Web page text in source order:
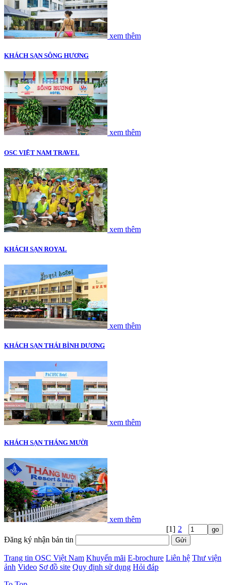
xem thêm
KHÁCH SẠN SÔNG HƯƠNG
xem thêm
OSC VIỆT NAM TRAVEL
xem thêm
KHÁCH SẠN ROYAL
xem thêm
KHÁCH SẠN THÁI BÌNH DƯƠNG
xem thêm
KHÁCH SẠN THÁNG MƯỜI
xem thêm
[1] 2
Đăng ký nhận bản tin
Trang tin OSC Việt Nam Khuyến mãi E-brochure Liên hệ Thư viện
ảnh Video Sơ đồ site Quy định sử dụng Hỏi đáp